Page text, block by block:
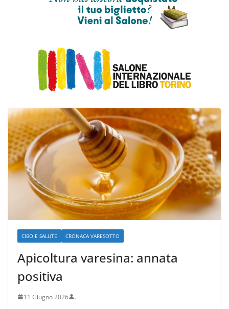
CIBO E SALUTE CRONACA VARESOTTO
Apicoltura varesina: annata
positiva
11 Giugno 2026 .